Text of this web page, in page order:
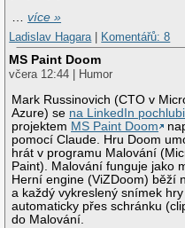
…více »
Ladislav Hagara
Komentářů: 8
MS Paint Doom
včera 12:44 | Humor
Mark Russinovich (CTO v
Azure) se na LinkedIn pochlubil
projektem MS Paint Doom
pomocí Claude. Hru Doom
hrát v programu Malování
Paint). Malování funguje jako
Herní engine (ViZDoom) běží
a každý vykreslený snímek
automaticky přes schránku
do Malování.